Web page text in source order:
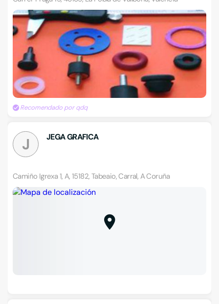
Recomendado por qdq
J JEGA GRAFICA
Camiño Igrexa 1, A, 15182, Tabeaio, Carral, A Coruña